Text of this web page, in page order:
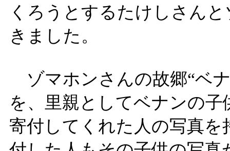
くろうとするたけしさん
きました。
ゾマホンさんの故郷“ベ
を、里親としてベナンの
寄付してくれた人の写真